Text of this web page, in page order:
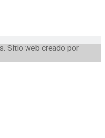
Sitio web creado por